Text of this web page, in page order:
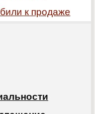
к продаже